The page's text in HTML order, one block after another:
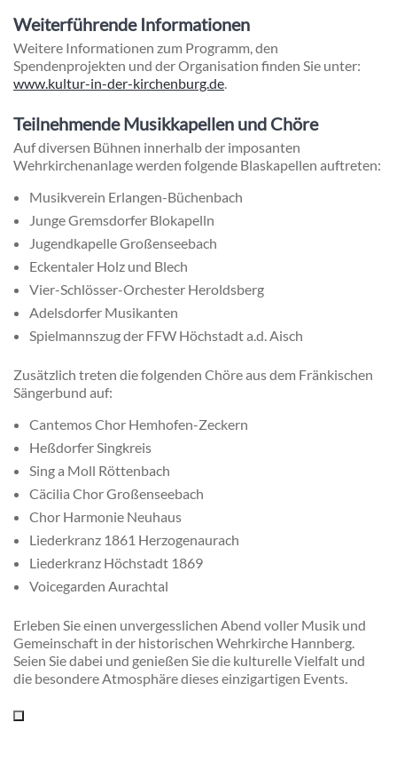
Weiterführende Informationen
Weitere Informationen zum Programm, den
Spendenprojekten und der Organisation finden Sie unter:
www.kultur-in-der-kirchenburg.de.
Teilnehmende Musikkapellen und Chöre
Auf diversen Bühnen innerhalb der imposanten
Wehrkirchenanlage werden folgende Blaskapellen auftreten:
Musikverein Erlangen-Büchenbach
Junge Gremsdorfer Blokapelln
Jugendkapelle Großenseebach
Eckentaler Holz und Blech
Vier-Schlösser-Orchester Heroldsberg
Adelsdorfer Musikanten
Spielmannszug der FFW Höchstadt a.d. Aisch
Zusätzlich treten die folgenden Chöre aus dem Fränkischen
Sängerbund auf:
Cantemos Chor Hemhofen-Zeckern
Heßdorfer Singkreis
Sing a Moll Röttenbach
Cäcilia Chor Großenseebach
Chor Harmonie Neuhaus
Liederkranz 1861 Herzogenaurach
Liederkranz Höchstadt 1869
Voicegarden Aurachtal
Erleben Sie einen unvergesslichen Abend voller Musik und
Gemeinschaft in der historischen Wehrkirche Hannberg.
Seien Sie dabei und genießen Sie die kulturelle Vielfalt und
die besondere Atmosphäre dieses einzigartigen Events.